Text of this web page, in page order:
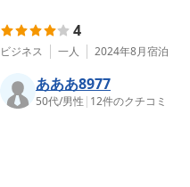
4
ビジネス 一人 2024年8月宿泊
あああ8977
50代/男性 | 12件のクチコミ